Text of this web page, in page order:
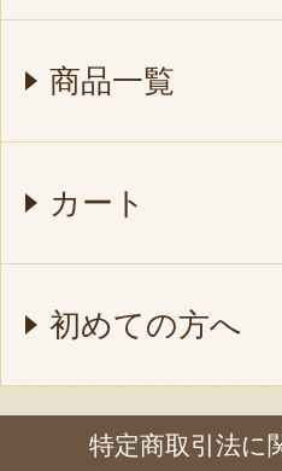
商品一覧
カート
初めての方へ
特定商取引法に